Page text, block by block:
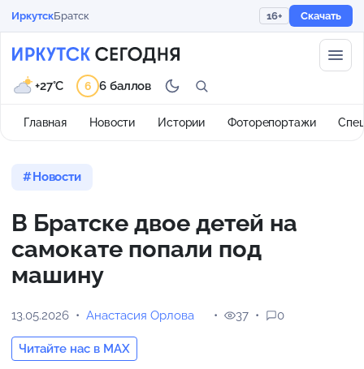
ИркутскБратск 16+ Скачать
Главная Новости Истории Фоторепортажи
+27°C 6 6 баллов
Новости
В Братске двое детей на
самокате попали под
машину
13.05.2026 Анастасия Орлова
Читайте нас в MAX
37 0